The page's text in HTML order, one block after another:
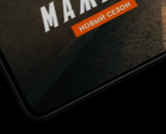
зритель видит на экране
плодом воображения
довольно вяло развивает
необдуманно скомкав
сентиментальной, но
подрезаны из-за
сочетать фантастическое